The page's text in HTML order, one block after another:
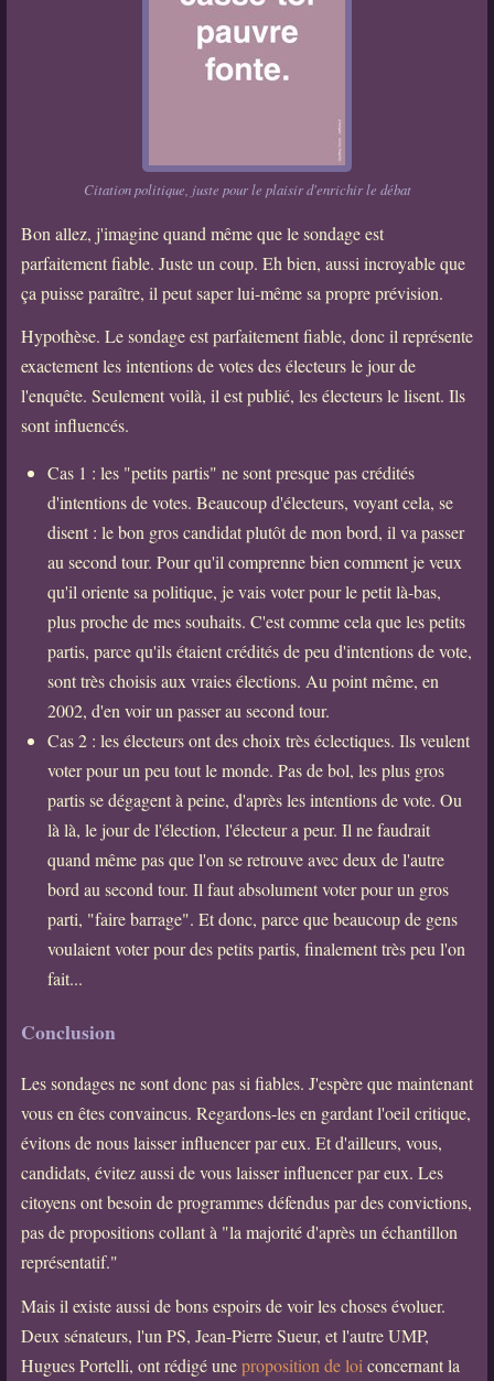
Citation politique, juste pour le plaisir d'enrichir le débat
Bon allez, j'imagine quand même que le sondage est
parfaitement fiable. Juste un coup. Eh bien, aussi incroyable que
ça puisse paraître, il peut saper lui-même sa propre prévision.
Hypothèse. Le sondage est parfaitement fiable, donc il représente
exactement les intentions de votes des électeurs le jour de
l'enquête. Seulement voilà, il est publié, les électeurs le lisent. Ils
sont influencés.
Cas 1 : les "petits partis" ne sont presque pas crédités
d'intentions de votes. Beaucoup d'électeurs, voyant cela, se
disent : le bon gros candidat plutôt de mon bord, il va passer
au second tour. Pour qu'il comprenne bien comment je veux
qu'il oriente sa politique, je vais voter pour le petit là-bas,
plus proche de mes souhaits. C'est comme cela que les petits
partis, parce qu'ils étaient crédités de peu d'intentions de vote,
sont très choisis aux vraies élections. Au point même, en
2002, d'en voir un passer au second tour.
Cas 2 : les électeurs ont des choix très éclectiques. Ils veulent
voter pour un peu tout le monde. Pas de bol, les plus gros
partis se dégagent à peine, d'après les intentions de vote. Ou
là là, le jour de l'élection, l'électeur a peur. Il ne faudrait
quand même pas que l'on se retrouve avec deux de l'autre
bord au second tour. Il faut absolument voter pour un gros
parti, "faire barrage". Et donc, parce que beaucoup de gens
voulaient voter pour des petits partis, finalement très peu l'on
fait...
Conclusion
Les sondages ne sont donc pas si fiables. J'espère que maintenant
vous en êtes convaincus. Regardons-les en gardant l'oeil critique,
évitons de nous laisser influencer par eux. Et d'ailleurs, vous,
candidats, évitez aussi de vous laisser influencer par eux. Les
citoyens ont besoin de programmes défendus par des convictions,
pas de propositions collant à "la majorité d'après un échantillon
représentatif."
Mais il existe aussi de bons espoirs de voir les choses évoluer.
Deux sénateurs, l'un PS, Jean-Pierre Sueur, et l'autre UMP,
Hugues Portelli, ont rédigé uneproposition de loi concernant la